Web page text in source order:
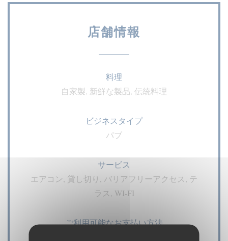
店舗情報
料理
自家製, 新鮮な製品, 伝統料理
ビジネスタイプ
パブ
サービス
エアコン, 貸し切り, バリアフリーアクセス, テ
ラス, WI-FI
ご利用可能なお支払い方法